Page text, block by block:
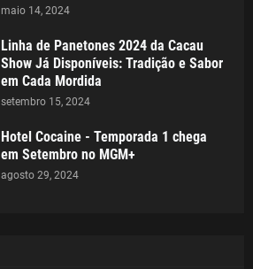
maio 14, 2024
Linha de Panetones 2024 da Cacau
Show Já Disponíveis: Tradição e Sabor
em Cada Mordida
setembro 15, 2024
Hotel Cocaine - Temporada 1 chega
em Setembro no MGM+
agosto 29, 2024